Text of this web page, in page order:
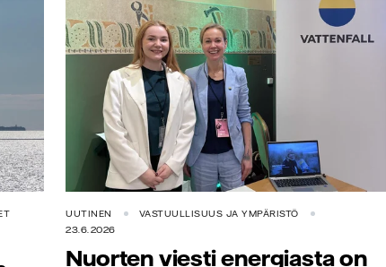
UUTINEN
VASTUULLISUUS JA YMPÄRISTÖ
23.6.2026
Nuorten viesti energiasta on